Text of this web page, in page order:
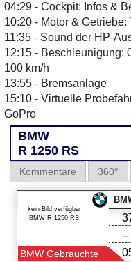
04:29 - Cockpit: Infos &
10:20 - Motor &
11:35 - Sound der HP-
12:15 - Beschleunigung:
100 km/h
13:55 - Bremsanlage
15:10 - Virtuelle
GoPro
BMW
R 1250 RS
360°
Kommentare
kein Bild verfügbar
BMW R 1250 RS
BMW Gebrauchte
--